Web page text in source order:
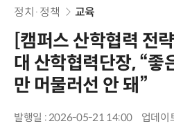
정치·정책 교육
[캠퍼스 산학협력 전
대 산학협력단장, “좋
만 머물러선 안 돼”
발행일 : 2026-05-21 14:00
업데